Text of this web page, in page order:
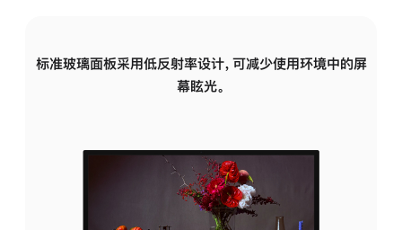
标准玻璃面板采用低反射率设计，可减少使用环境中的屏
幕眩光。